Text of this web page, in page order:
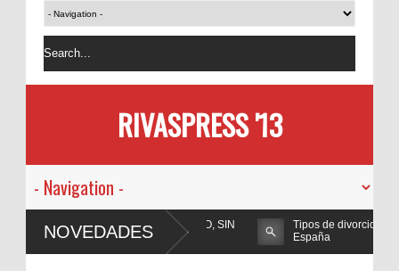
RIVASPRESS '13
NOVEDADES
UN NUEVO ESTILO A SU BAÑO, SIN
OBRAS
Tipos de divorcio en
España